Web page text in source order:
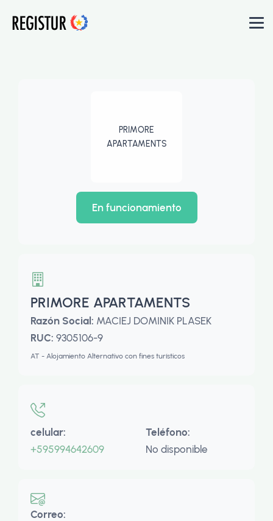
PRIMORE
APARTAMENTS
En funcionamiento
PRIMORE APARTAMENTS
Razón Social: MACIEJ DOMINIK PLASEK
RUC: 9305106-9
AT - Alojamiento Alternativo con fines turísticos
celular:
+595994642609
Teléfono:
No disponible
Correo: